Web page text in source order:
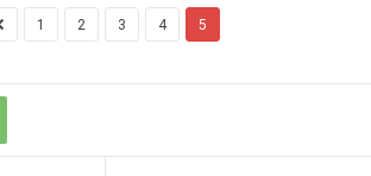
1 2 3 4 5